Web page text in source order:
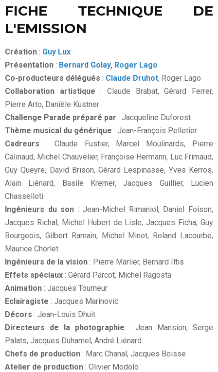
FICHE TECHNIQUE DE
L'EMISSION
Création : Guy Lux
Présentation : Bernard Golay, Roger Lago
Co-producteurs délégués : Claude Druhot, Roger Lago
Collaboration artistique : Claude Brabat, Gérard Ferrer,
Pierre Arto, Danièle Kustner
Challenge Parade préparé par : Jacqueline Duforest
Thème musical du générique : Jean-François Pelletier
Cadreurs : Claude Fustier, Marcel Moulinards, Pierre
Calinaud, Michel Chauvelier, Françoise Hermann, Luc Frimaud,
Guy Queyre, David Brison, Gérard Lespinasse, Yves Kerros,
Alain Liénard, Basile Kremer, Jacques Guillier, Lucien
Chasselloti
Ingénieurs du son : Jean-Michel Rimaniol, Daniel Foison,
Jacques Richal, Michel Hubert de Lisle, Jacques Ficha, Guy
Bourgeois, Gilbert Ramain, Michel Minot, Roland Lacourbe,
Maurice Chorlet
Ingénieurs de la vision : Pierre Marlier, Bernard Iltis
Effets spéciaux : Gérard Parcot, Michel Ragosta
Animation : Jacques Tourneur
Eclairagiste : Jacques Marinovic
Décors : Jean-Louis Dhuit
Directeurs de la photographie : Jean Mansion, Serge
Palats, Jacques Duhamel, André Liénard
Chefs de production : Marc Chanal, Jacques Boisse
Atelier de production : Olivier Modolo